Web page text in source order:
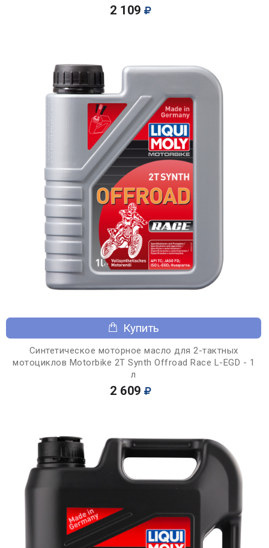
2 109
Купить
Синтетическое моторное масло для 2-тактных
мотоциклов Motorbike 2T Synth Offroad Race L-EGD - 1
л
2 609